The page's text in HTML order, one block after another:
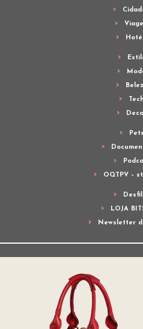
Tech
Pets
OQTPV –
LOJA
Newsletter